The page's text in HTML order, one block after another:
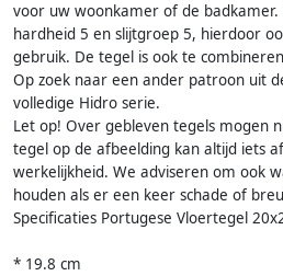
voor uw woonkamer of de badkamer.
hardheid 5 en slijtgroep 5, hierdoor
gebruik. De tegel is ook te
Op zoek naar een ander patroon uit
volledige Hidro serie.
Let op! Over gebleven tegels mogen
tegel op de afbeelding kan altijd iets
werkelijkheid. We adviseren om ook
houden als er een keer schade of
Specificaties Portugese Vloertegel
* 19.8 cm